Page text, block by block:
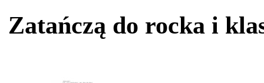
Zatańczą do rocka i